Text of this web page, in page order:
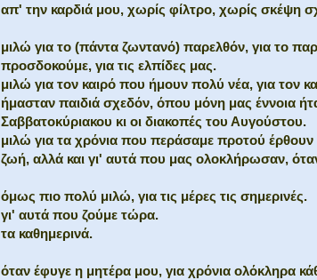
απ' την καρδιά μου, χωρίς φίλτρο, χωρίς σκέψη
μιλώ για το (πάντα ζωντανό) παρελθόν, για το
προσδοκούμε, για τις ελπίδες μας.
μιλώ για τον καιρό που ήμουν πολύ νέα, για τον
ήμασταν παιδιά σχεδόν, όπου μόνη μας έννοια
Σαββατοκύριακου κι οι διακοπές του Αυγούστου.
μιλώ για τα χρόνια που περάσαμε προτού έρθουν
ζωή, αλλά και γι' αυτά που μας ολοκλήρωσαν, όταν
όμως πιο πολύ μιλώ, για τις μέρες τις σημερινές.
γι' αυτά που ζούμε τώρα.
τα καθημερινά.
όταν έφυγε η μητέρα μου, για χρόνια ολόκληρα